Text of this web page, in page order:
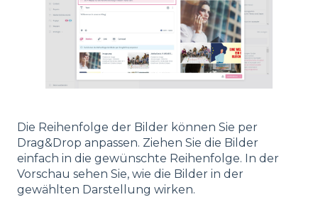
Die Reihenfolge der Bilder können Sie per
Drag&Drop anpassen. Ziehen Sie die Bilder
einfach in die gewünschte Reihenfolge. In der
Vorschau sehen Sie, wie die Bilder in der
gewählten Darstellung wirken.